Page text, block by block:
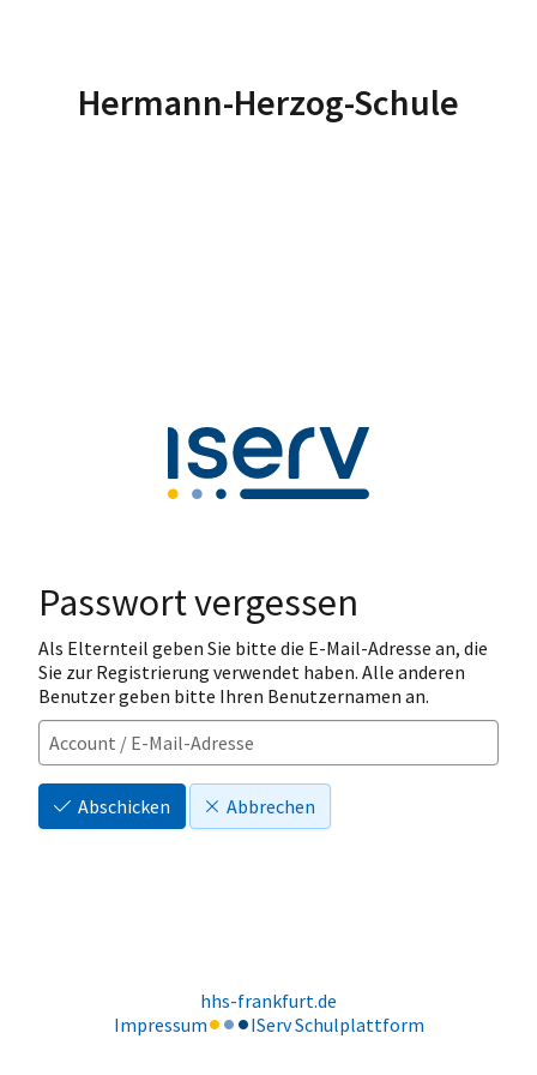
Hermann-Herzog-Schule
Passwort vergessen
Als Elternteil geben Sie bitte die E-Mail-Adresse an, die
Sie zur Registrierung verwendet haben. Alle anderen
Benutzer geben bitte Ihren Benutzernamen an.
Abschicken Abbrechen
hhs-frankfurt.de
Impressum
IServ Schulplattform